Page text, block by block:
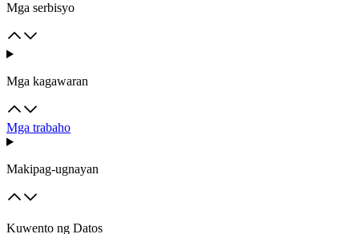
Mga serbisyo
Mga kagawaran
Mga trabaho
Makipag-ugnayan
Kuwento ng Datos